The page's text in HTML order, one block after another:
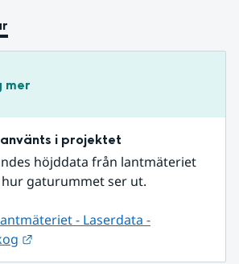
mer
i projektet
höjddata från lantmäteriet
gaturummet ser ut.
- Laserdata -